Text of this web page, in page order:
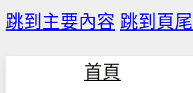
跳到主要內容 跳到頁尾
首頁